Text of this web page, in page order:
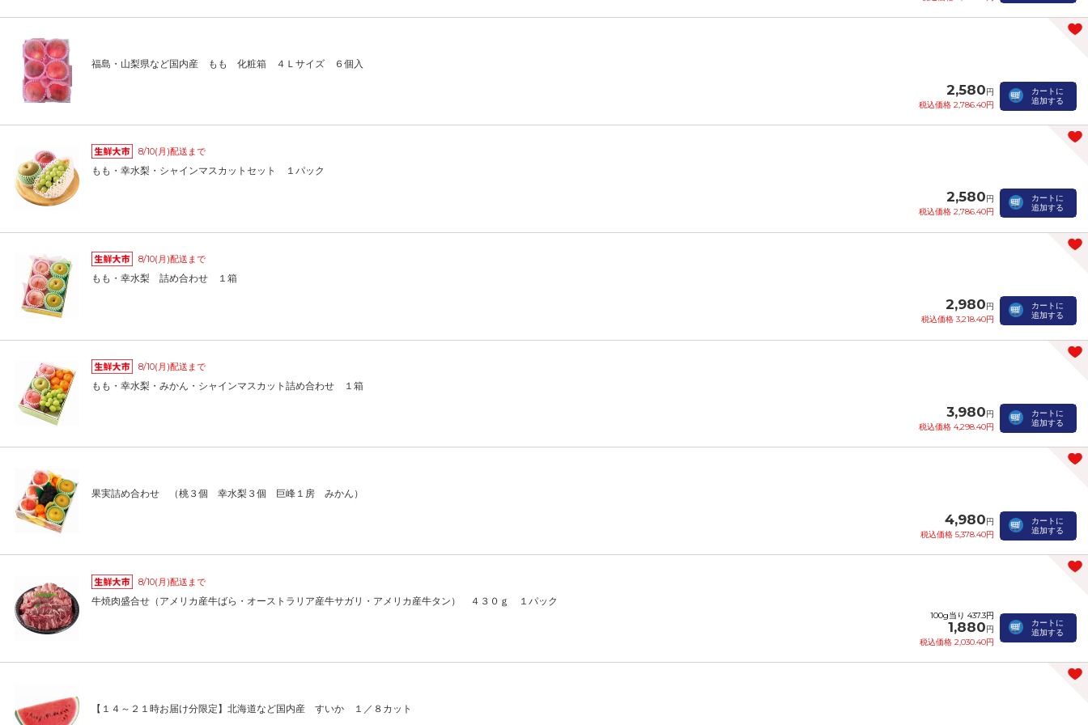
福島・山梨県など国内産 もも 化粧箱 ４Ｌサイズ ６個入
2,580円
税込価格 2,786.40円
カートに
追加する
8/10(月)配送まで
もも・幸水梨・シャインマスカットセット １パック
2,580円
税込価格 2,786.40円
カートに
追加する
8/10(月)配送まで
もも・幸水梨 詰め合わせ １箱
2,980円
税込価格 3,218.40円
カートに
追加する
8/10(月)配送まで
もも・幸水梨・みかん・シャインマスカット詰め合わせ １箱
3,980円
税込価格 4,298.40円
カートに
追加する
果実詰め合わせ （桃３個 幸水梨３個 巨峰１房 みかん）
4,980円
税込価格 5,378.40円
カートに
追加する
8/10(月)配送まで
牛焼肉盛合せ（アメリカ産牛ばら・オーストラリア産牛サガリ・アメリカ産牛タン） ４３０ｇ １パック
100g当り 437.3円
1,880円
税込価格 2,030.40円
カートに
追加する
【１４～２１時お届け分限定】北海道など国内産 すいか １／８カット